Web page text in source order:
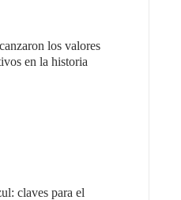
los valores
en la historia
claves para el